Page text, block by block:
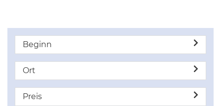
Beginn
Ort
Preis